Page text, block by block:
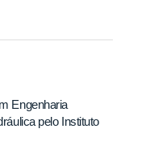
Engenharia
pelo Instituto